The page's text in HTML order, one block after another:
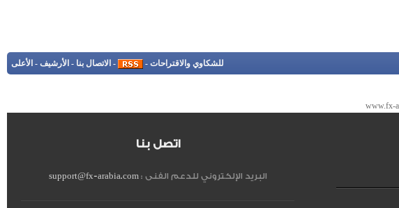
للشكاوي والاقتراحات -
- الاتصال بنا - الأرشيف - الأعلى
اتصل بنا
البريد الإلكتروني للدعم الفنى :support@fx-arabia.com